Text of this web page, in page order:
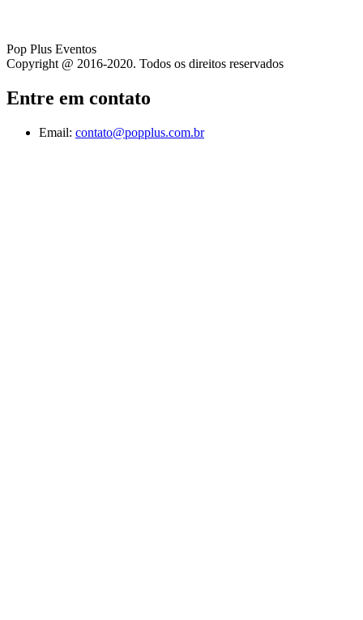
Pop Plus Eventos
Copyright @ 2016-2020. Todos os direitos reservados
Entre em contato
Email: contato@popplus.com.br